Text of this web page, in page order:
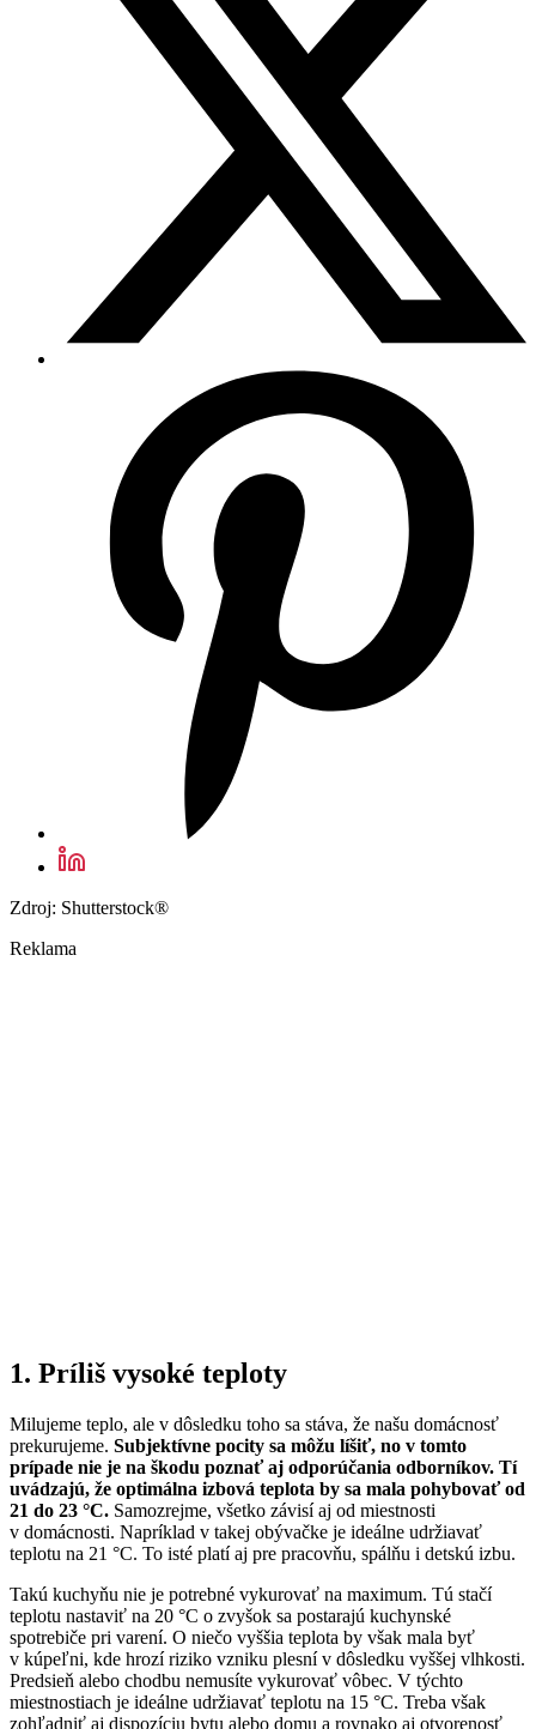
Zdroj: Shutterstock®
Reklama
1. Príliš vysoké teploty
Milujeme teplo, ale v dôsledku toho sa stáva, že našu domácnosť
prekurujeme. Subjektívne pocity sa môžu líšiť, no v tomto
prípade nie je na škodu poznať aj odporúčania odborníkov. Tí
uvádzajú, že optimálna izbová teplota by sa mala pohybovať od
21 do 23 °C. Samozrejme, všetko závisí aj od miestnosti
v domácnosti. Napríklad v takej obývačke je ideálne udržiavať
teplotu na 21 °C. To isté platí aj pre pracovňu, spálňu i detskú izbu.
Takú kuchyňu nie je potrebné vykurovať na maximum. Tú stačí
teplotu nastaviť na 20 °C o zvyšok sa postarajú kuchynské
spotrebiče pri varení. O niečo vyššia teplota by však mala byť
v kúpeľni, kde hrozí riziko vzniku plesní v dôsledku vyššej vlhkosti.
Predsieň alebo chodbu nemusíte vykurovať vôbec. V týchto
miestnostiach je ideálne udržiavať teplotu na 15 °C. Treba však
zohľadniť aj dispozíciu bytu alebo domu a rovnako aj otvorenosť